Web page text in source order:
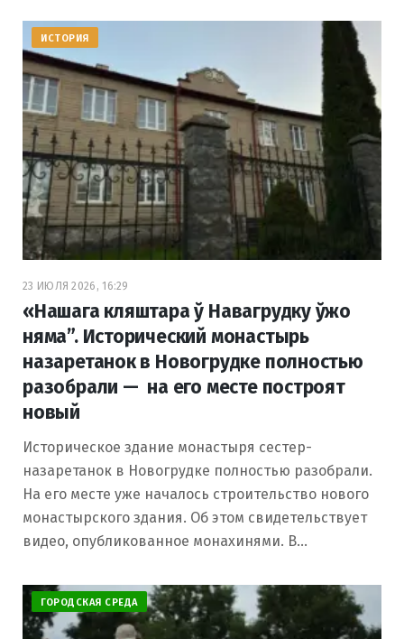
ИСТОРИЯ
23 ИЮЛЯ 2026, 16:29
«Нашага кляштара ў Навагрудку ўжо
няма”. Исторический монастырь
назаретанок в Новогрудке полностью
разобрали — на его месте построят
новый
Историческое здание монастыря сестер-
назаретанок в Новогрудке полностью разобрали.
На его месте уже началось строительство нового
монастырского здания. Об этом свидетельствует
видео, опубликованное монахинями. В…
ГОРОДСКАЯ СРЕДА